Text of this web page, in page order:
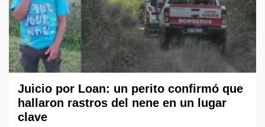
Juicio por Loan: un perito confirmó que
hallaron rastros del nene en un lugar
clave